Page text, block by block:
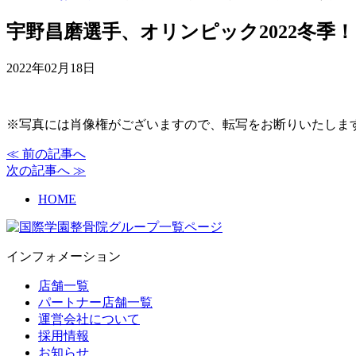
宇野昌磨選手、オリンピック2022冬季！
2022年02月18日
※写真には肖像権がございますので、転写をお断りいたしま
≪ 前の記事へ
次の記事へ ≫
HOME
インフォメーション
店舗一覧
パートナー店舗一覧
運営会社について
採用情報
お知らせ